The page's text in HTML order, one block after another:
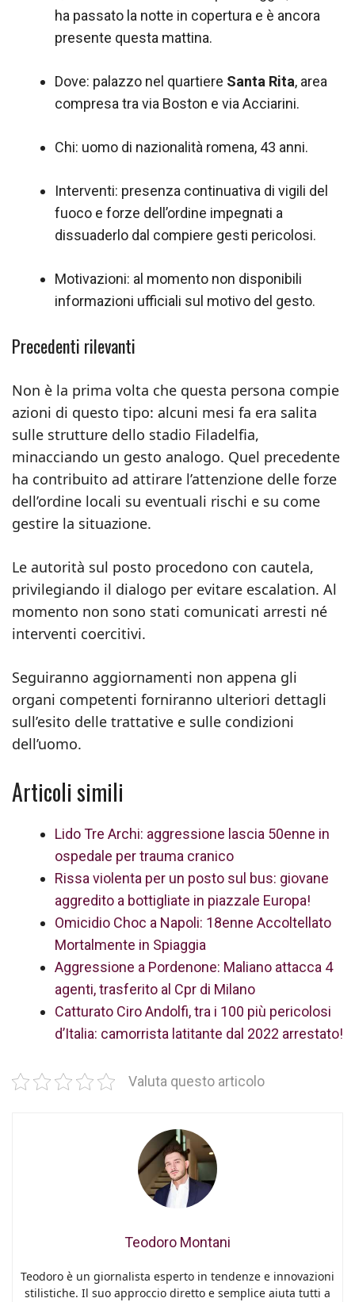
ha passato la notte in copertura e è ancora
presente questa mattina.
Dove: palazzo nel quartiere Santa Rita, area
compresa tra via Boston e via Acciarini.
Chi: uomo di nazionalità romena, 43 anni.
Interventi: presenza continuativa di vigili del
fuoco e forze dell’ordine impegnati a
dissuaderlo dal compiere gesti pericolosi.
Motivazioni: al momento non disponibili
informazioni ufficiali sul motivo del gesto.
Precedenti rilevanti
Non è la prima volta che questa persona compie
azioni di questo tipo: alcuni mesi fa era salita
sulle strutture dello stadio Filadelfia,
minacciando un gesto analogo. Quel precedente
ha contribuito ad attirare l’attenzione delle forze
dell’ordine locali su eventuali rischi e su come
gestire la situazione.
Le autorità sul posto procedono con cautela,
privilegiando il dialogo per evitare escalation. Al
momento non sono stati comunicati arresti né
interventi coercitivi.
Seguiranno aggiornamenti non appena gli
organi competenti forniranno ulteriori dettagli
sull’esito delle trattative e sulle condizioni
dell’uomo.
Articoli simili
Lido Tre Archi: aggressione lascia 50enne in
ospedale per trauma cranico
Rissa violenta per un posto sul bus: giovane
aggredito a bottigliate in piazzale Europa!
Omicidio Choc a Napoli: 18enne Accoltellato
Mortalmente in Spiaggia
Aggressione a Pordenone: Maliano attacca 4
agenti, trasferito al Cpr di Milano
Catturato Ciro Andolfi, tra i 100 più pericolosi
d’Italia: camorrista latitante dal 2022 arrestato!
Valuta questo articolo
Teodoro Montani
Teodoro è un giornalista esperto in tendenze e innovazioni
stilistiche. Il suo approccio diretto e semplice aiuta tutti a